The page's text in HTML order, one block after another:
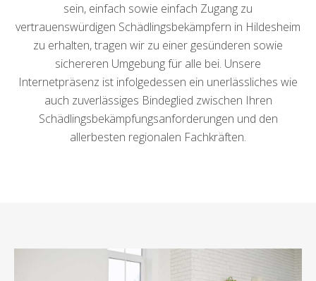
sein, einfach sowie einfach Zugang zu
vertrauenswürdigen Schädlingsbekämpfern in Hildesheim
zu erhalten, tragen wir zu einer gesünderen sowie
sichereren Umgebung für alle bei. Unsere
Internetpräsenz ist infolgedessen ein unerlässliches wie
auch zuverlässiges Bindeglied zwischen Ihren
Schädlingsbekämpfungsanforderungen und den
allerbesten regionalen Fachkräften.